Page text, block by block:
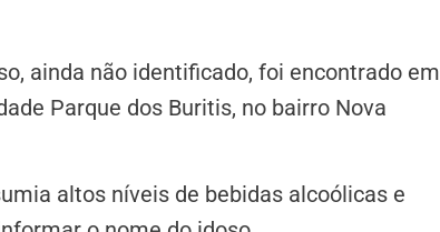
ainda não identificado, foi encontrado em
Parque dos Buritis, no bairro Nova
altos níveis de bebidas alcoólicas e